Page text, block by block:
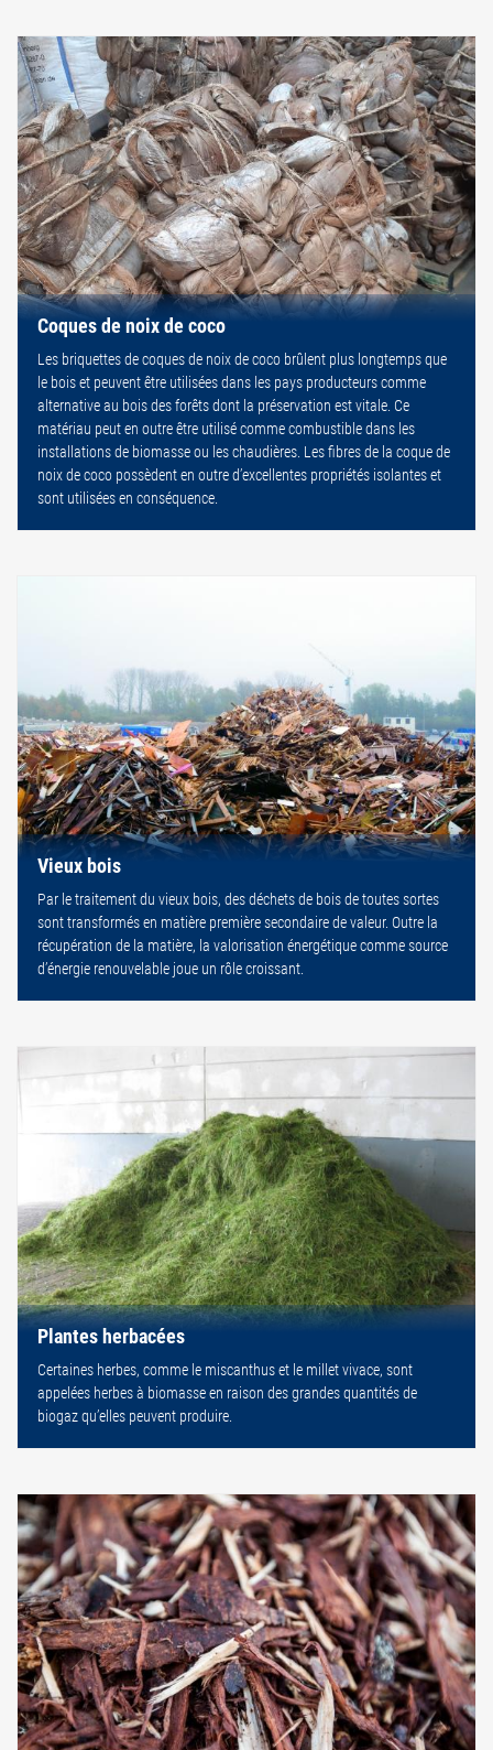
Coques de noix de coco
Les briquettes de coques de noix de coco brûlent plus longtemps que
le bois et peuvent être utilisées dans les pays producteurs comme
alternative au bois des forêts dont la préservation est vitale. Ce
matériau peut en outre être utilisé comme combustible dans les
installations de biomasse ou les chaudières. Les fibres de la coque de
noix de coco possèdent en outre d’excellentes propriétés isolantes et
sont utilisées en conséquence.
Vieux bois
Par le traitement du vieux bois, des déchets de bois de toutes sortes
sont transformés en matière première secondaire de valeur. Outre la
récupération de la matière, la valorisation énergétique comme source
d’énergie renouvelable joue un rôle croissant.
Plantes herbacées
Certaines herbes, comme le miscanthus et le millet vivace, sont
appelées herbes à biomasse en raison des grandes quantités de
biogaz qu’elles peuvent produire.